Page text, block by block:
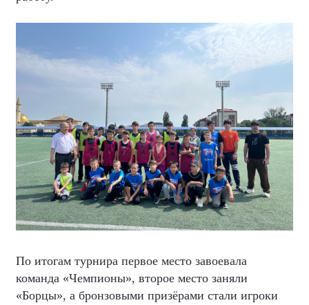
По итогам турнира первое место завоевала
команда «Чемпионы», второе место заняли
«Борцы», а бронзовыми призёрами стали игроки